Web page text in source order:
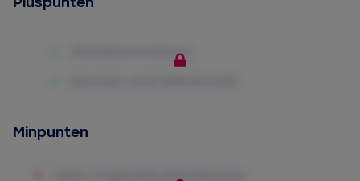
Minpunten